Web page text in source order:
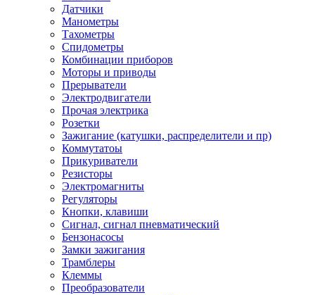
Датчики
Манометры
Тахометры
Спидометры
Комбинации приборов
Моторы и приводы
Прерыватели
Электродвигатели
Прочая электрика
Розетки
Зажигание (катушки, распределители и пр)
Коммутатоы
Прикуриватели
Резисторы
Электромагниты
Регуляторы
Кнопки, клавиши
Сигнал, сигнал пневматический
Бензонасосы
Замки зажигания
Трамблеры
Клеммы
Преобразователи